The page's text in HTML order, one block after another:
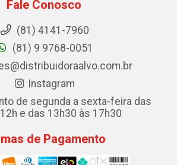
Fale Conosco
(81) 4141-7960
(81) 9 9768-0051
Instagram
de segunda a sexta-feira das
e das 13h30 às 17h30
de Pagamento